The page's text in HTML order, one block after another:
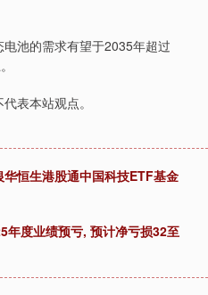
池的需求有望于2035年超过
表本站观点。
恒生港股通中国科技ETF基金
年度业绩预亏, 预计净亏损32至